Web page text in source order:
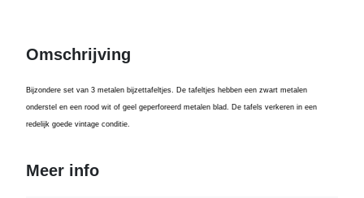
Omschrijving
Bijzondere set van 3 metalen bijzettafeltjes. De tafeltjes hebben een zwart metalen
onderstel en een rood wit of geel geperforeerd metalen blad. De tafels verkeren in een
redelijk goede vintage conditie.
Meer info